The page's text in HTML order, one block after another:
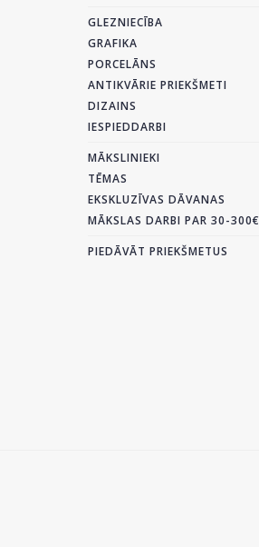
GLEZNIECĪBA
GRAFIKA
PORCELĀNS
ANTIKVĀRIE PRIEKŠMETI
DIZAINS
IESPIEDDARBI
MĀKSLINIEKI
TĒMAS
EKSKLUZĪVAS DĀVANAS
MĀKSLAS DARBI PAR 30-300€
PIEDĀVĀT PRIEKŠMETUS